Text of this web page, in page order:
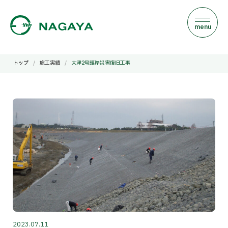
menu
トップ / 施工実績 / 大津2号護岸災害復旧工事
2023.07.11